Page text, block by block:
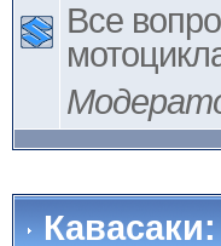
Все